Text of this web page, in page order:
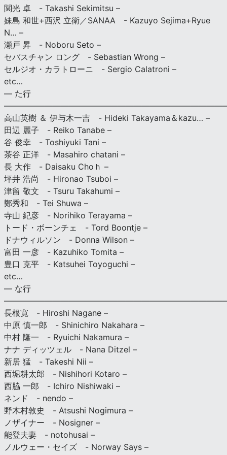
関光 卓 - Takashi Sekimitsu –
妹島 和世+西沢 立衛／SANAA - Kazuyo Sejima+Ryue
N… –
瀬戸 昇 - Noboru Seto –
セバスチャン ロング - Sebastian Wrong –
セルジオ・カラトローニ - Sergio Calatroni –
etc…
— た行
高山英樹 ＆ 伊与木一吉 - Hideki Takayama＆kazu… –
田辺 麗子 - Reiko Tanabe –
谷 俊幸 - Toshiyuki Tani –
茶谷 正洋 - Masahiro chatani –
長 大作 - Daisaku Choｈ –
坪井 浩尚 - Hironao Tsuboi –
津留 敬文 - Tsuru Takahumi –
鄭秀和 - Tei Shuwa –
寺山 紀彦 - Norihiko Terayama –
トード・ボーンチェ - Tord Boontje –
ドナウィルソン - Donna Wilson –
富田 一彦 - Kazuhiko Tomita –
豊口 克平 - Katsuhei Toyoguchi –
etc…
— な行
長根寛 - Hiroshi Nagane –
中原 慎一郎 - Shinichiro Nakahara –
中村 隆一 - Ryuichi Nakamura –
ナナ ディッツェル - Nana Ditzel –
新居 猛 - Takeshi Nii –
西堀耕太郎 - Nishihori Kotaro –
西脇 一郎 - Ichiro Nishiwaki –
ネンド - nendo –
野木村敦史 - Atsushi Nogimura –
ノザイナー - Nosigner –
能登夫妻 - notohusai –
ノルウェー・セイズ - Norway Says –